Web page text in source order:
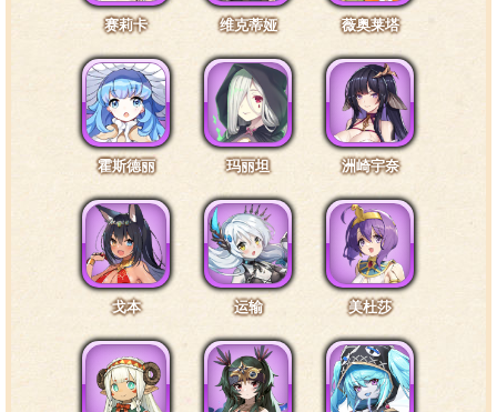
赛莉卡 维克蒂娅 薇奥莱塔
霍斯德丽 玛丽坦 洲崎宇奈
戈本 运输 美杜莎